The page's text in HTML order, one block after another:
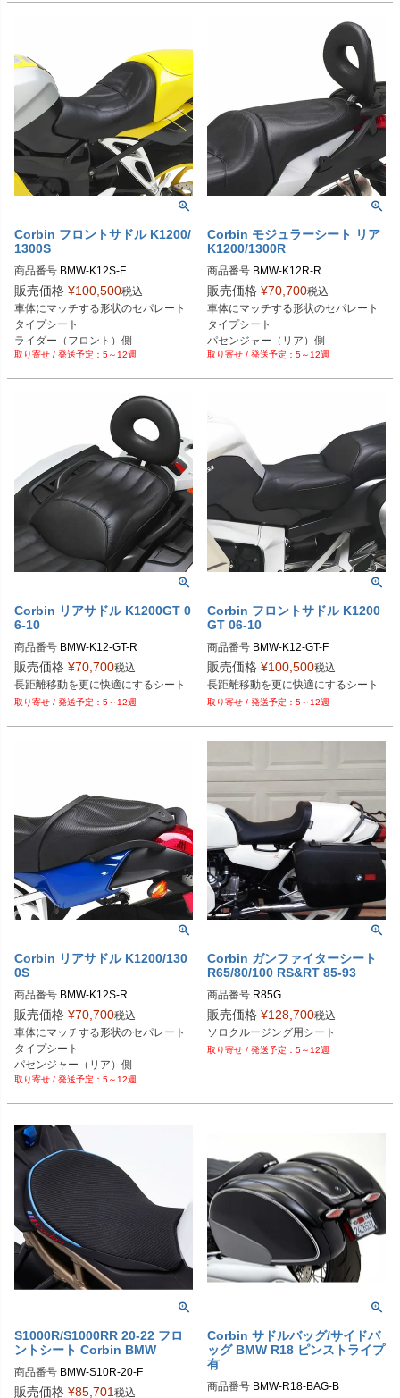
Corbin フロントサドル K1200/
1300S
商品番号 BMW-K12S-F
販売価格 ¥100,500税込
車体にマッチする形状のセパレート
タイプシート
5～12週
Corbin モジュラーシート リア
K1200/1300R
商品番号 BMW-K12R-R
販売価格 ¥70,700税込
車体にマッチする形状のセパレート
タイプシート
5～12週
Corbin リアサドル K1200GT 0
6-10
商品番号 BMW-K12-GT-R
販売価格 ¥70,700税込
5～12週
Corbin フロントサドル K1200
GT 06-10
商品番号 BMW-K12-GT-F
販売価格 ¥100,500税込
5～12週
Corbin リアサドル K1200/130
0S
商品番号 BMW-K12S-R
販売価格 ¥70,700税込
車体にマッチする形状のセパレート
タイプシート
5～12週
Corbin ガンファイターシート
R65/80/100 RS&RT 85-93
商品番号 R85G
販売価格 ¥128,700税込
5～12週
S1000R/S1000RR 20-22 フロ
ントシート Corbin BMW
商品番号 BMW-S10R-20-F
販売価格 ¥85,701 税込
Corbin サドルバッグ/サイドバ
ッグ BMW R18 ピンストライプ
有
商品番号 BMW-R18-BAG-B